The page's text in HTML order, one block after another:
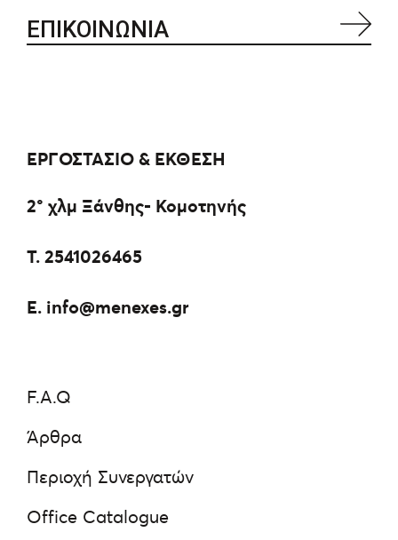
ΕΠΙΚΟΙΝΩΝΙΑ
ΕΡΓΟΣΤΑΣΙΟ & ΕΚΘΕΣΗ
2° χλμ Ξάνθης- Κομοτηνής
Τ.2541026465
E. info@menexes.gr
F.A.Q
Άρθρα
Περιοχή Συνεργατών
Office Catalogue